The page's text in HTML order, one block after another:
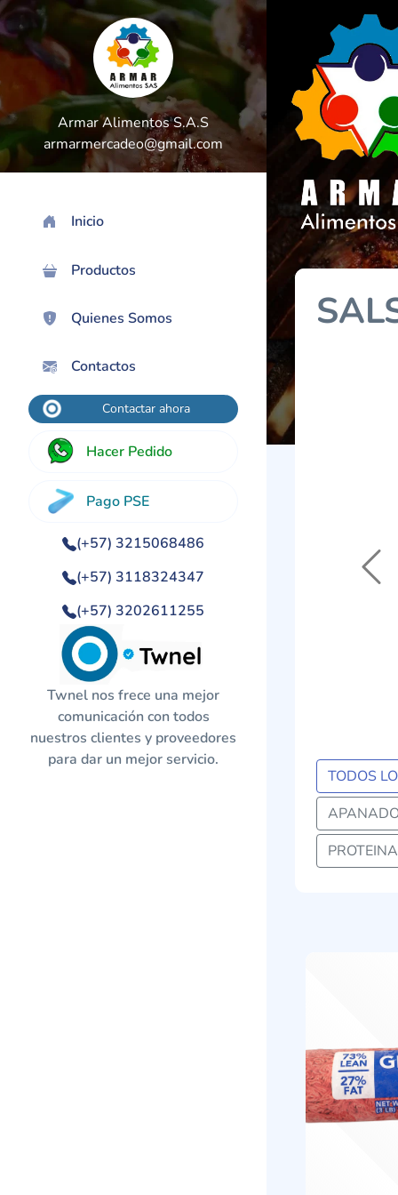
Armar Alimentos S.A.S
armarmercadeo@gmail.com
Inicio
Productos
Quienes Somos
Contactos
Contactar ahora
Hacer Pedido
Pago PSE
(+57) 3215068486
(+57) 3118324347
(+57) 3202611255
Twnel nos frece una mejor
comunicación con todos
nuestros clientes y proveedores
para dar un mejor servicio.
>
TODOS